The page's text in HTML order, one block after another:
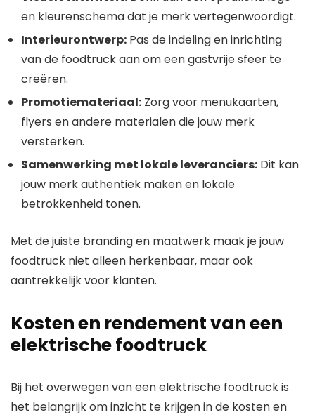
en kleurenschema dat je merk vertegenwoordigt.
Interieurontwerp: Pas de indeling en inrichting
van de foodtruck aan om een gastvrije sfeer te
creëren.
Promotiemateriaal: Zorg voor menukaarten,
flyers en andere materialen die jouw merk
versterken.
Samenwerking met lokale leveranciers: Dit kan
jouw merk authentiek maken en lokale
betrokkenheid tonen.
Met de juiste branding en maatwerk maak je jouw
foodtruck niet alleen herkenbaar, maar ook
aantrekkelijk voor klanten.
Kosten en rendement van een
elektrische foodtruck
Bij het overwegen van een elektrische foodtruck is
het belangrijk om inzicht te krijgen in de kosten en